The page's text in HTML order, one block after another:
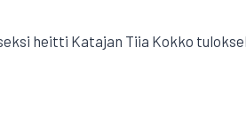
heitti Katajan Tiia Kokko